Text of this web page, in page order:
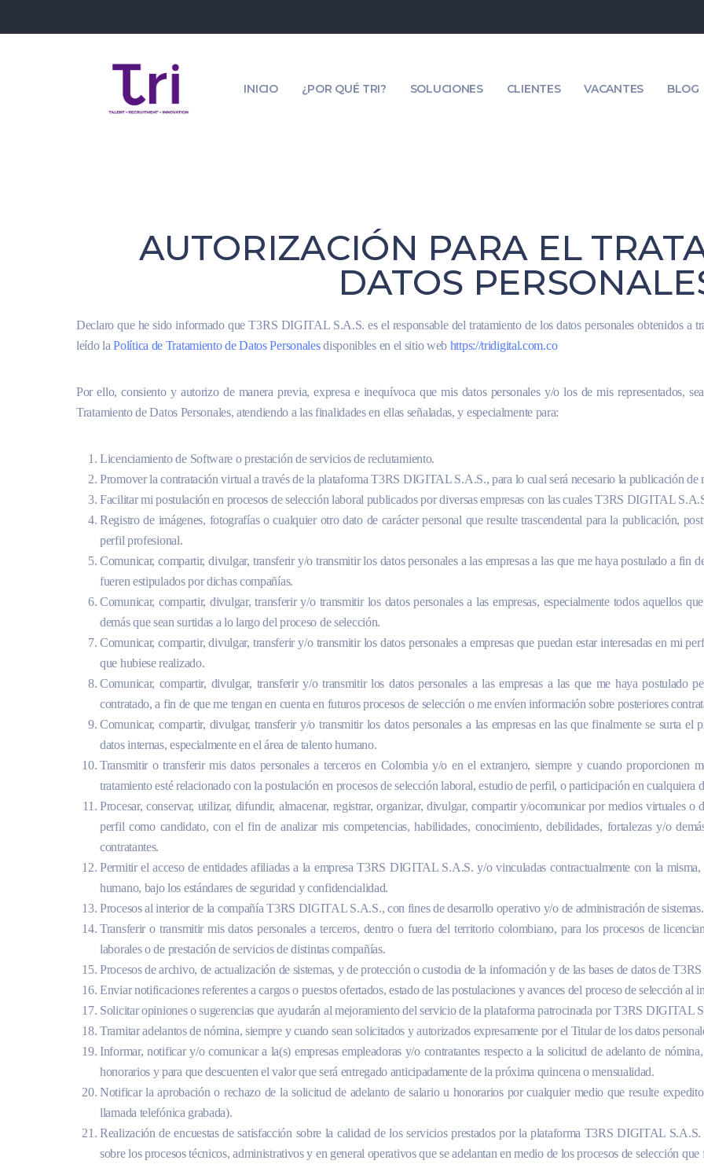
INICIO ¿POR QUÉ TRI? SOLUCIONES CLIENTES VACANTES BLOG
AUTORIZACIÓN PARA EL
DATOS
Declaro que he sido informado que T3RS DIGITAL S.A.S. es el responsable del tratamiento de los datos personales obtenidos a
leído laPolítica de Tratamiento de Datos Personalesdisponibles en el sitio web https://tridigital.com.co
Por ello, consiento y autorizo de manera previa, expresa e inequívoca que mis datos personales y/o los de mis representados,
Tratamiento de Datos Personales, atendiendo a las finalidades en ellas señaladas, y especialmente para:
Licenciamiento de Software o prestación de servicios de reclutamiento.
Promover la contratación virtual a través de la plataforma T3RS DIGITAL S.A.S., para lo cual será necesario la publicación
Facilitar mi postulación en procesos de selección laboral publicados por diversas empresas con las cuales T3RS DIGITAL
Registro de imágenes, fotografías o cualquier otro dato de carácter personal que resulte trascendental para la publicación,
perfil profesional.
Comunicar, compartir, divulgar, transferir y/o transmitir los datos personales a las empresas a las que me haya postulado a fin
fueren estipulados por dichas compañías.
Comunicar, compartir, divulgar, transferir y/o transmitir los datos personales a las empresas, especialmente todos aquellos
demás que sean surtidas a lo largo del proceso de selección.
Comunicar, compartir, divulgar, transferir y/o transmitir los datos personales a empresas que puedan estar interesadas en mi
que hubiese realizado.
Comunicar, compartir, divulgar, transferir y/o transmitir los datos personales a las empresas a las que me haya postulado
contratado, a fin de que me tengan en cuenta en futuros procesos de selección o me envíen información sobre posteriores
Comunicar, compartir, divulgar, transferir y/o transmitir los datos personales a las empresas en las que finalmente se surta el
datos internas, especialmente en el área de talento humano.
Transmitir o transferir mis datos personales a terceros en Colombia y/o en el extranjero, siempre y cuando proporcionen
tratamiento esté relacionado con la postulación en procesos de selección laboral, estudio de perfil, o participación en cualquiera
Procesar, conservar, utilizar, difundir, almacenar, registrar, organizar, divulgar, compartir y/ocomunicar por medios virtuales
perfil como candidato, con el fin de analizar mis competencias, habilidades, conocimiento, debilidades, fortalezas y/o
contratantes.
Permitir el acceso de entidades afiliadas a la empresa T3RS DIGITAL S.A.S. y/o vinculadas contractualmente con la
humano, bajo los estándares de seguridad y confidencialidad.
Procesos al interior de la compañía T3RS DIGITAL S.A.S., con fines de desarrollo operativo y/o de administración de sistemas.
Transferir o transmitir mis datos personales a terceros, dentro o fuera del territorio colombiano, para los procesos de
laborales o de prestación de servicios de distintas compañías.
Procesos de archivo, de actualización de sistemas, y de protección o custodia de la información y de las bases de datos de
Enviar notificaciones referentes a cargos o puestos ofertados, estado de las postulaciones y avances del proceso de selección al
Solicitar opiniones o sugerencias que ayudarán al mejoramiento del servicio de la plataforma patrocinada por T3RS DIGITAL
Tramitar adelantos de nómina, siempre y cuando sean solicitados y autorizados expresamente por el Titular de los datos
Informar, notificar y/o comunicar a la(s) empresas empleadoras y/o contratantes respecto a la solicitud de adelanto de
honorarios y para que descuenten el valor que será entregado anticipadamente de la próxima quincena o mensualidad.
Notificar la aprobación o rechazo de la solicitud de adelanto de salario u honorarios por cualquier medio que resulte
llamada telefónica grabada).
Realización de encuestas de satisfacción sobre la calidad de los servicios prestados por la plataforma T3RS DIGITAL
sobre los procesos técnicos, administrativos y en general operativos que se adelantan en medio de los procesos de selección